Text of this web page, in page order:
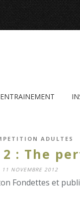
ADULTES
2 : The
11 NOVEMBRE 2012
Fondettes et